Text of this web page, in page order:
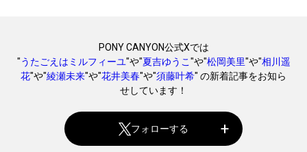
PONY CANYON公式Xでは
"うたごえはミルフィーユ"や"夏吉ゆうこ "や"松岡美里"や"相川遥
花"や"綾瀬未来"や"花井美春"や"須藤叶希" の新着記事をお知ら
せしています！
フォローする